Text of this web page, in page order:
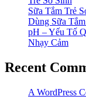
Sữa Tắm Trẻ
Dùng Sữa
pH – Yếu Tố
Nhạy Cảm
Recent
A WordPress